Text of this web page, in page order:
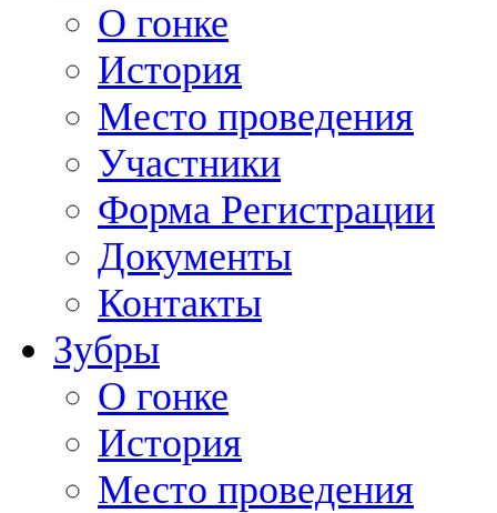
О гонке
История
Место проведения
Участники
Форма Регистрации
Документы
Контакты
Зубры
О гонке
История
Место проведения